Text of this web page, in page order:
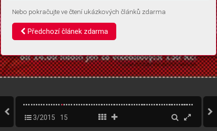
3/2015 15
Nebo pokračujte ve čtení ukázkových článků zdarma
Předchozí článek zdarma